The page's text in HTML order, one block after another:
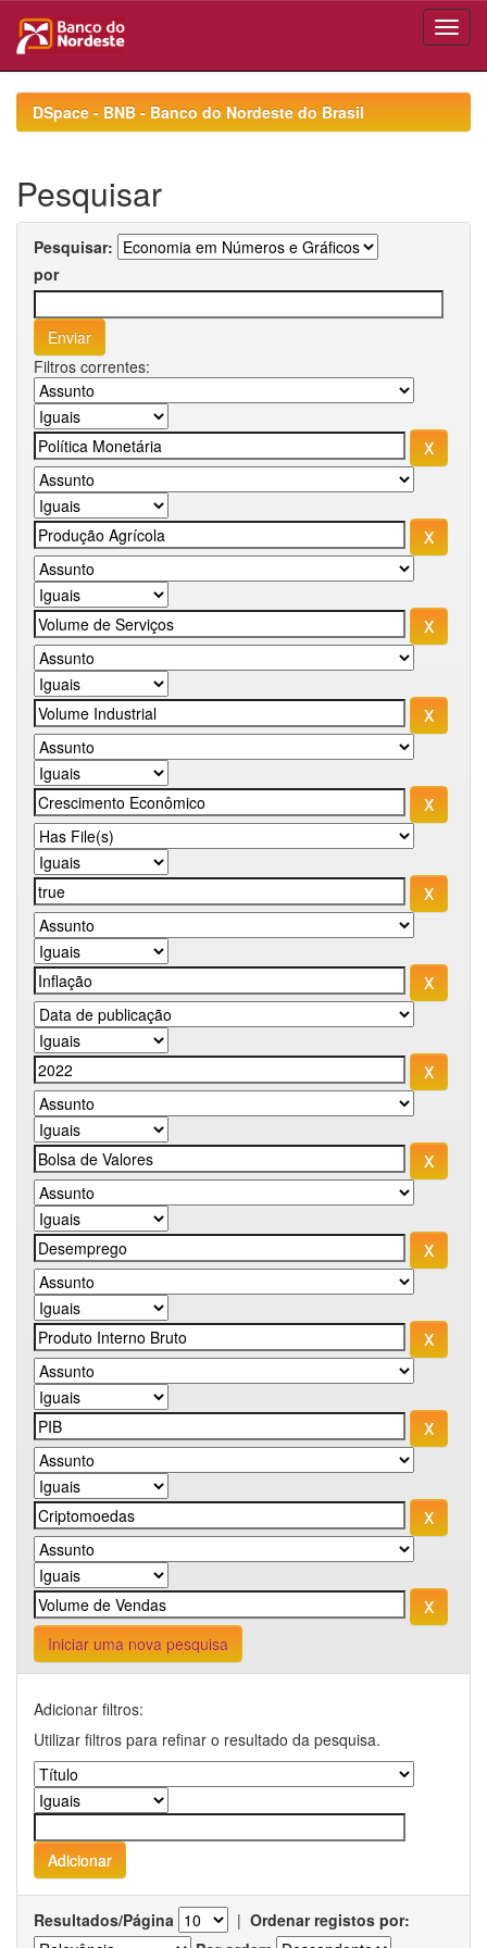
navigationDSpace - BNB - Banco do Nordeste do Brasil
Pesquisar
Pesquisar:
por
Filtros correntes:
Iniciar uma nova pesquisa
Adicionar filtros:
Utilizar filtros para refinar o resultado da pesquisa.
Resultados/Página | Ordenar registos por: